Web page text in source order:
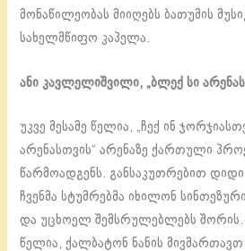
მონაწილეობას მიიღებს ბათუმის
სახელმწიფო კაპელა.
ანი კავლელიშვილი, „ბლექ სი
უკვე მესამე წელია, „ჩექ ინ
არენასთვის“ არენაზე ქართული
წარმოადგენს. განსაკუთრებით
ჩვენმა სტუმრებმა იხილონ
და უცხოელ შემსრულებლებს შორის.
წელია, ქალბატონ ნანის